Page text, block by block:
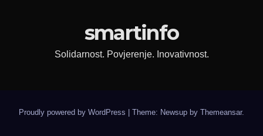
smartinfo
Solidarnost. Povjerenje. Inovativnost.
Proudly powered by WordPress Theme: Newsup by Themeansar.